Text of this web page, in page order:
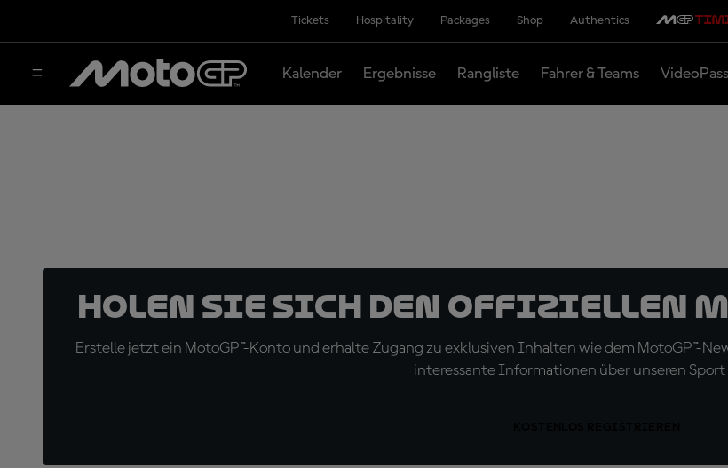
Tickets Hospitality Packages Shop Authentics
Kalender Ergebnisse Rangliste Fahrer & Teams VideoPass
Holen Sie sich den offiziellen
Erstelle jetzt ein MotoGP™-Konto und erhalte Zugang zu exklusiven Inhalten wie dem MotoGP™-
interessante Informationen über unseren